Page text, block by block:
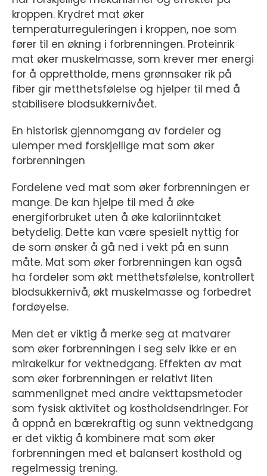
kroppen. Krydret mat øker
temperaturreguleringen i kroppen, noe som
fører til en økning i forbrenningen. Proteinrik
mat øker muskelmasse, som krever mer energi
for å opprettholde, mens grønnsaker rik på
fiber gir metthetsfølelse og hjelper til med å
stabilisere blodsukkernivået.
En historisk gjennomgang av fordeler og
ulemper med forskjellige mat som øker
forbrenningen
Fordelene ved mat som øker forbrenningen er
mange. De kan hjelpe til med å øke
energiforbruket uten å øke kaloriinntaket
betydelig. Dette kan være spesielt nyttig for
de som ønsker å gå ned i vekt på en sunn
måte. Mat som øker forbrenningen kan også
ha fordeler som økt metthetsfølelse, kontrollert
blodsukkernivå, økt muskelmasse og forbedret
fordøyelse.
Men det er viktig å merke seg at matvarer
som øker forbrenningen i seg selv ikke er en
mirakelkur for vektnedgang. Effekten av mat
som øker forbrenningen er relativt liten
sammenlignet med andre vekttapsmetoder
som fysisk aktivitet og kostholdsendringer. For
å oppnå en bærekraftig og sunn vektnedgang
er det viktig å kombinere mat som øker
forbrenningen med et balansert kosthold og
regelmessig trening.